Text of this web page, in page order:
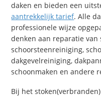
daken en bieden een
aantrekkelijk tarief. Alle
professionele wijze
denken aan reparatie van
schoorsteenreiniging,
dakgevelreiniging,
schoonmaken en andere
Bij het